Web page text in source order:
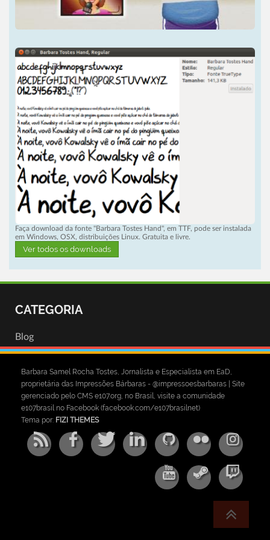
Faça download da fonte "Barbara Tostes Hand", em TTF, pode ser instalada
em Windows, OSX, distribuições Linux. Gratuita e livre.
Ver todos os downloads
CATEGORIA
Blog
Barbara Samel Rocha Tostes, Jornalista e Especialista em EaD,
proprietária das Impressões Bárbaras - @impressoesbarbaras | Site
gerenciado pelo CMS e107.org, no Brasil, visite a comunidade
e107brasil no Facebook (facebook.com/e107brasilnet)
Tema por: FIZI THEMES